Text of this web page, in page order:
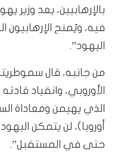
بالإرهابيين، يعد وزير
فيه، ويُمنح
اليهود”.
من جانبه، قال
الأوروبي، وانقياد
الذي يهيمن ومعاداة
أوروبا)، لن يتمكن
حتى في المستقبل”.